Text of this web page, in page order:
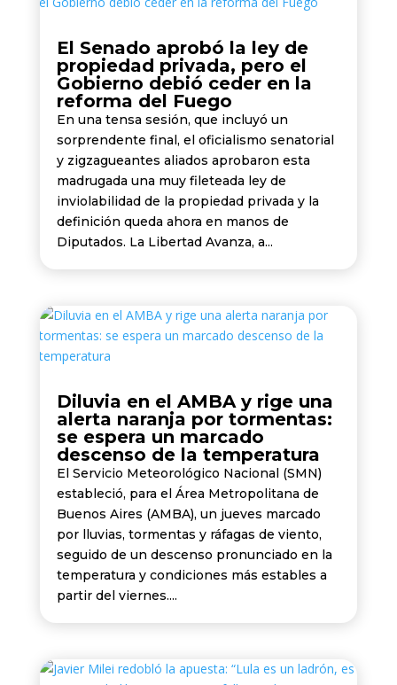
El Senado aprobó la ley de
propiedad privada, pero el
Gobierno debió ceder en la
reforma del Fuego
En una tensa sesión, que incluyó un
sorprendente final, el oficialismo senatorial
y zigzagueantes aliados aprobaron esta
madrugada una muy fileteada ley de
inviolabilidad de la propiedad privada y la
definición queda ahora en manos de
Diputados. La Libertad Avanza, a...
Diluvia en el AMBA y rige una
alerta naranja por tormentas:
se espera un marcado
descenso de la temperatura
El Servicio Meteorológico Nacional (SMN)
estableció, para el Área Metropolitana de
Buenos Aires (AMBA), un jueves marcado
por lluvias, tormentas y ráfagas de viento,
seguido de un descenso pronunciado en la
temperatura y condiciones más estables a
partir del viernes....